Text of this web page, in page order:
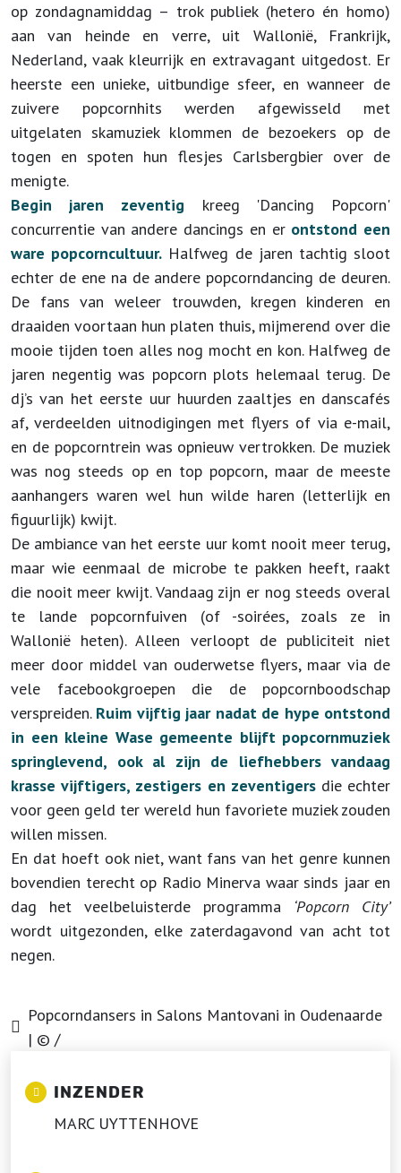
op zondagnamiddag – trok publiek (hetero én homo)
aan van heinde en verre, uit Wallonië, Frankrijk,
Nederland, vaak kleurrijk en extravagant uitgedost. Er
heerste een unieke, uitbundige sfeer, en wanneer de
zuivere popcornhits werden afgewisseld met
uitgelaten skamuziek klommen de bezoekers op de
togen en spoten hun flesjes Carlsbergbier over de
menigte.
Begin jaren zeventig kreeg 'Dancing Popcorn'
concurrentie van andere dancings en er ontstond een
ware popcorncultuur. Halfweg de jaren tachtig sloot
echter de ene na de andere popcorndancing de deuren.
De fans van weleer trouwden, kregen kinderen en
draaiden voortaan hun platen thuis, mijmerend over die
mooie tijden toen alles nog mocht en kon. Halfweg de
jaren negentig was popcorn plots helemaal terug. De
dj’s van het eerste uur huurden zaaltjes en danscafés
af, verdeelden uitnodigingen met flyers of via e-mail,
en de popcorntrein was opnieuw vertrokken. De muziek
was nog steeds op en top popcorn, maar de meeste
aanhangers waren wel hun wilde haren (letterlijk en
figuurlijk) kwijt.
De ambiance van het eerste uur komt nooit meer terug,
maar wie eenmaal de microbe te pakken heeft, raakt
die nooit meer kwijt. Vandaag zijn er nog steeds overal
te lande popcornfuiven (of -soirées, zoals ze in
Wallonië heten). Alleen verloopt de publiciteit niet
meer door middel van ouderwetse flyers, maar via de
vele facebookgroepen die de popcornboodschap
verspreiden. Ruim vijftig jaar nadat de hype ontstond
in een kleine Wase gemeente blijft popcornmuziek
springlevend, ook al zijn de liefhebbers vandaag
krasse vijftigers, zestigers en zeventigersdie echter
voor geen geld ter wereld hun favoriete muziek zouden
willen missen.
En dat hoeft ook niet, want fans van het genre kunnen
bovendien terecht op Radio Minerva waar sinds jaar en
dag het veelbeluisterde programma ‘Popcorn City’
wordt uitgezonden, elke zaterdagavond van acht tot
negen.
Popcorndansers in Salons Mantovani in Oudenaarde
| © /
INZENDER
MARC UYTTENHOVE